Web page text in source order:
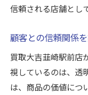
信頼される店舗とし
顧客との信頼関係
買取大吉韮崎駅前店
視しているのは、透
は、商品の価値につ